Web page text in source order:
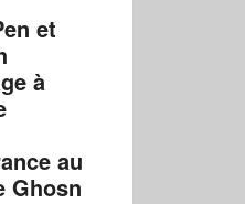
et
à
au
Ghosn